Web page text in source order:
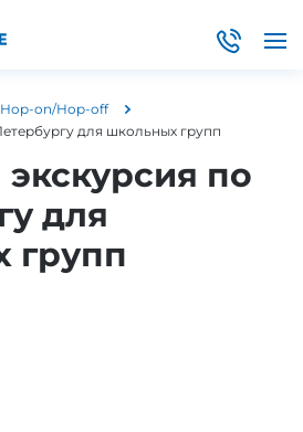
Hop-on/Hop-off
для школьных групп
по
для
групп